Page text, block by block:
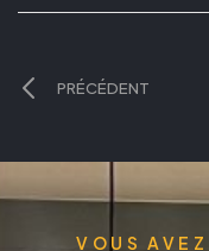
PRÉCÉDENT
VOUS